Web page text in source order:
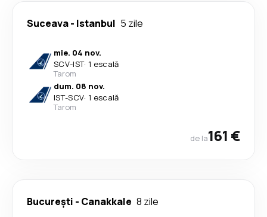
Suceava- Istanbul 5 zile
mie. 04 nov.
SCV-IST· 1 escală
Tarom
dum. 08 nov.
IST-SCV· 1 escală
Tarom
de la161 €
București - Canakkale 8 zile